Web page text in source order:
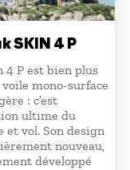
SKIN 4 P
4 P est bien plus
voile mono-surface
: c’est
ultime du
et vol. Son design
nouveau,
développé